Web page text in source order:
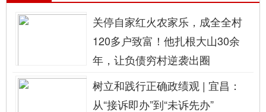
关停自家红火农家乐，成全全村
120多户致富！他扎根大山30余
年，让负债穷村逆袭出圈
树立和践行正确政绩观 | 宜昌：
从“接诉即办”到“未诉先办”